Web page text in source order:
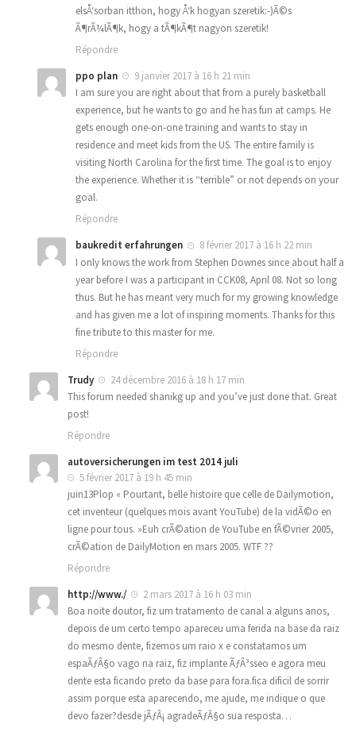
elsÅ‘sorban itthon, hogy Å‘k hogyan szeretik:-)Ã©s
Ã¶rÃ¼lÃ¶k, hogy a tÃ¶kÃ¶t nagyon szeretik!
Répondre
ppo plan
9 janvier 2017 à 16 h 21 min
I am sure you are right about that from a purely basketball
experience, but he wants to go and he has fun at camps. He
gets enough one-on-one training and wants to stay in
residence and meet kids from the US. The entire family is
visiting North Carolina for the first time. The goal is to enjoy
the experience. Whether it is “terrible” or not depends on your
goal.
Répondre
baukredit erfahrungen
8 février 2017 à 16 h 22 min
I only knows the work from Stephen Downes since about half a
year before I was a participant in CCK08, April 08. Not so long
thus. But he has meant very much for my growing knowledge
and has given me a lot of inspiring moments. Thanks for this
fine tribute to this master for me.
Répondre
Trudy
24 décembre 2016 à 18 h 17 min
This forum needed shanikg up and you’ve just done that. Great
post!
Répondre
autoversicherungen im test 2014 juli
5 février 2017 à 19 h 45 min
juin13Plop « Pourtant, belle histoire que celle de Dailymotion,
cet inventeur (quelques mois avant YouTube) de la vidÃ©o en
ligne pour tous. »Euh crÃ©ation de YouTube en fÃ©vrier 2005,
crÃ©ation de DailyMotion en mars 2005. WTF ??
Répondre
http://www./
2 mars 2017 à 16 h 03 min
Boa noite doutor, fiz um tratamento de canal a alguns anos,
depois de um certo tempo apareceu uma ferida na base da raiz
do mesmo dente, fizemos um raio x e constatamos um
espaÃƒÂ§o vago na raiz, fiz implante ÃƒÂ³sseo e agora meu
dente esta ficando preto da base para fora.fica dificil de sorrir
assim porque esta aparecendo, me ajude, me indique o que
devo fazer?desde jÃƒÂ¡ agradeÃƒÂ§o sua resposta…